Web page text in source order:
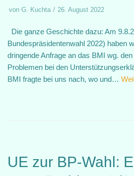
von G. Kuchta 26. August 2022
Die ganze Geschichte dazu: Am
Bundespräsidentenwahl 2022) haben
dringende Anfrage an das BMI wg.
Problemen bei den
BMI fragte bei uns nach, wo und…
UE zur BP-Wahl: